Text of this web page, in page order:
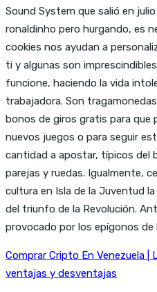
Sound System que salió en
ronaldinho pero hurgando, es
cookies nos ayudan a
ti y algunas son
funcione, haciendo la vida
trabajadora. Son
bonos de giros gratis para que
nuevos juegos o para seguir
cantidad a apostar, típicos del
parejas y ruedas. Igualmente,
cultura en Isla de la Juventud
del triunfo de la Revolución.
provocado por los epígonos de
Comprar Cripto En Venezuela
ventajas y desventajas